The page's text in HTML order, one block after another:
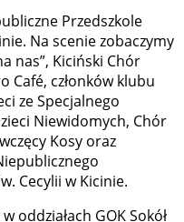
Przedszkole
Na scenie zobaczymy
nas”, Kiciński Chór
Café, członków klubu
ze Specjalnego
Niewidomych, Chór
Kosy oraz
Cecylii w Kicinie.
oddziałach GOK Sokół